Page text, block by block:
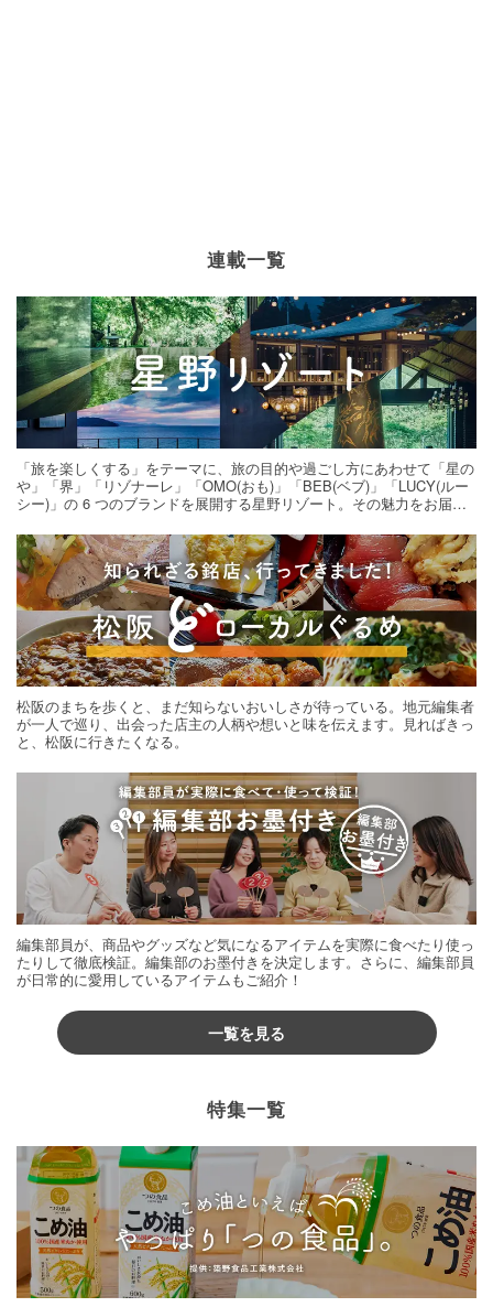
連載一覧
「旅を楽しくする」をテーマに、旅の目的や過ごし方にあわせて「星の
や」「界」「リゾナーレ」「OMO(おも)」「BEB(ベブ)」「LUCY(ルー
シー)」の 6 つのブランドを展開する星野リゾート。その魅力をお届け
松阪のまちを歩くと、まだ知らないおいしさが待っている。地元編集者
が一人で巡り、出会った店主の人柄や想いと味を伝えます。見ればきっ
と、松阪に行きたくなる。
編集部員が、商品やグッズなど気になるアイテムを実際に食べたり使っ
たりして徹底検証。編集部のお墨付きを決定します。さらに、編集部員
が日常的に愛用しているアイテムもご紹介！
一覧を見る
特集一覧